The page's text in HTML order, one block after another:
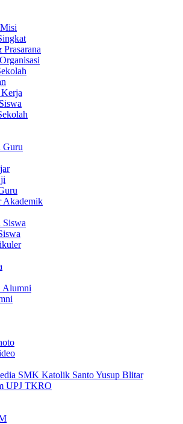
Prasarana
Guru
Akademik
Alumni
SMK Katolik Santo Yusup Blitar
UPJ TKRO